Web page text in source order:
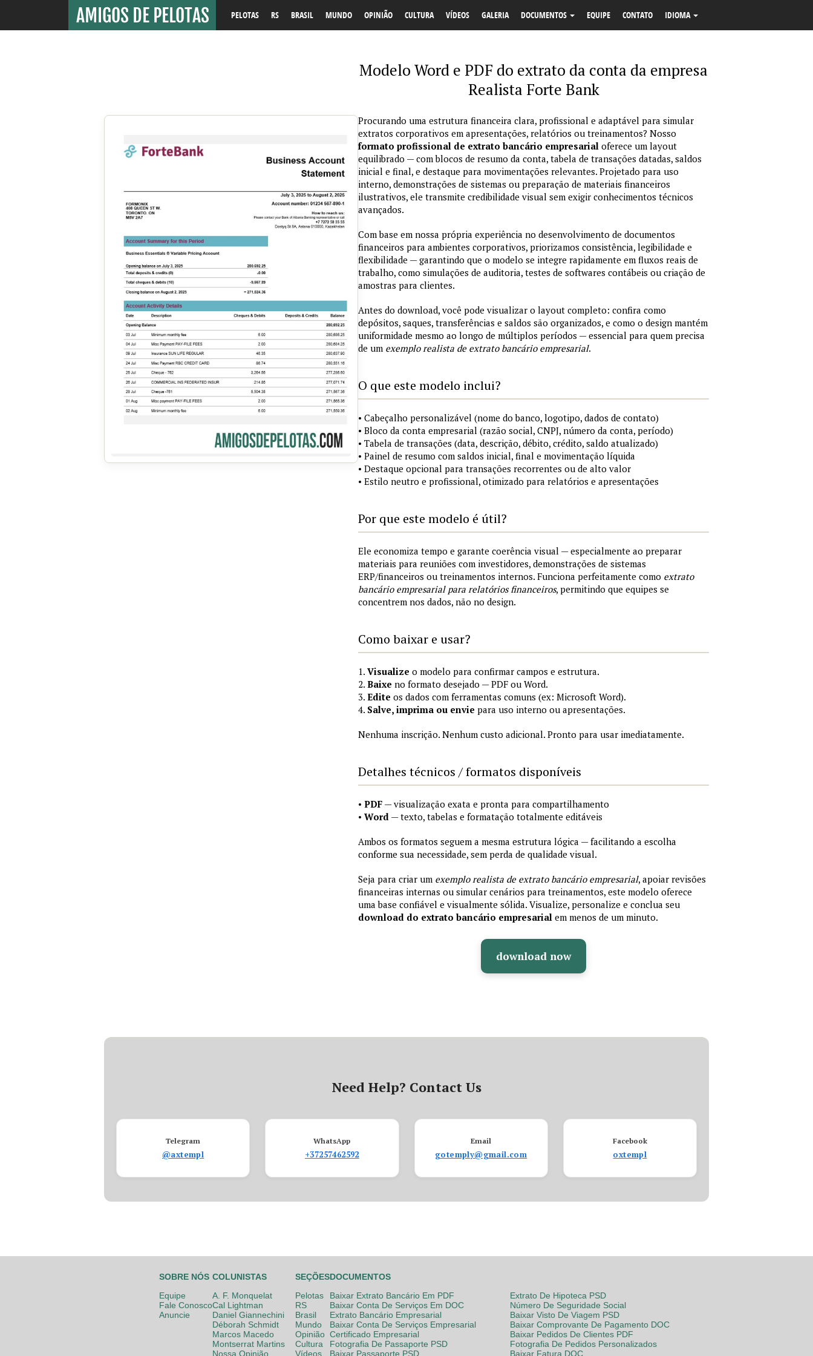
PELOTAS RS BRASIL MUNDO OPINIÃO CULTURA VÍDEOS GALERIA DOCUMENTOS EQUIPE CONTATO IDIOMA
Modelo Word e PDF do extrato da conta da empresa
Realista Forte Bank
Procurando uma estrutura financeira clara, profissional e adaptável para simular
extratos corporativos em apresentações, relatórios ou treinamentos? Nosso
formato profissional de extrato bancário empresarial oferece um layout
equilibrado — com blocos de resumo da conta, tabela de transações datadas, saldos
inicial e final, e destaque para movimentações relevantes. Projetado para uso
interno, demonstrações de sistemas ou preparação de materiais financeiros
ilustrativos, ele transmite credibilidade visual sem exigir conhecimentos técnicos
avançados.
Com base em nossa própria experiência no desenvolvimento de documentos
financeiros para ambientes corporativos, priorizamos consistência, legibilidade e
flexibilidade — garantindo que o modelo se integre rapidamente em fluxos reais de
trabalho, como simulações de auditoria, testes de softwares contábeis ou criação de
amostras para clientes.
Antes do download, você pode visualizar o layout completo: confira como
depósitos, saques, transferências e saldos são organizados, e como o design mantém
uniformidade mesmo ao longo de múltiplos períodos — essencial para quem precisa
de um exemplo realista de extrato bancário empresarial.
O que este modelo inclui?
• Cabeçalho personalizável (nome do banco, logotipo, dados de contato)
• Bloco da conta empresarial (razão social, CNPJ, número da conta, período)
• Tabela de transações (data, descrição, débito, crédito, saldo atualizado)
• Painel de resumo com saldos inicial, final e movimentação líquida
• Destaque opcional para transações recorrentes ou de alto valor
• Estilo neutro e profissional, otimizado para relatórios e apresentações
Por que este modelo é útil?
Ele economiza tempo e garante coerência visual — especialmente ao preparar
materiais para reuniões com investidores, demonstrações de sistemas
ERP/financeiros ou treinamentos internos. Funciona perfeitamente como extrato
bancário empresarial para relatórios financeiros, permitindo que equipes se
concentrem nos dados, não no design.
Como baixar e usar?
1. Visualize o modelo para confirmar campos e estrutura.
2. Baixe no formato desejado — PDF ou Word.
3. Edite os dados com ferramentas comuns (ex: Microsoft Word).
4. Salve, imprima ou envie para uso interno ou apresentações.
Nenhuma inscrição. Nenhum custo adicional. Pronto para usar imediatamente.
Detalhes técnicos / formatos disponíveis
• PDF — visualização exata e pronta para compartilhamento
• Word — texto, tabelas e formatação totalmente editáveis
Ambos os formatos seguem a mesma estrutura lógica — facilitando a escolha
conforme sua necessidade, sem perda de qualidade visual.
Seja para criar um exemplo realista de extrato bancário empresarial, apoiar revisões
financeiras internas ou simular cenários para treinamentos, este modelo oferece
uma base confiável e visualmente sólida. Visualize, personalize e conclua seu
download do extrato bancário empresarial em menos de um minuto.
download now
Need Help? Contact Us
Telegram
@axtempl
WhatsApp
+37257462592
Email
gotemply@gmail.com
Facebook
oxtempl
SOBRE NÓS
Equipe
Fale Conosco
Anuncie
COLUNISTAS
A. F. Monquelat
Cal Lightman
Daniel Giannechini
Déborah Schmidt
Marcos Macedo
Montserrat Martins
Nossa Opinião
SEÇÕES
Pelotas
RS
Brasil
Mundo
Opinião
Cultura
Vídeos
DOCUMENTOS
Baixar Extrato Bancário Em PDF
Baixar Conta De Serviços Em DOC
Extrato Bancário Empresarial
Baixar Conta De Serviços Empresarial
Certificado Empresarial
Fotografia De Passaporte PSD
Baixar Passaporte PSD
Extrato De Hipoteca PSD
Número De Seguridade Social
Baixar Visto De Viagem PSD
Baixar Comprovante De Pagamento DOC
Baixar Pedidos De Clientes PDF
Fotografia De Pedidos Personalizados
Baixar Fatura DOC